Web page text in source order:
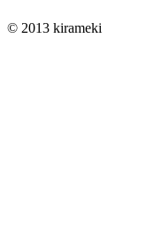
© 2013 kirameki